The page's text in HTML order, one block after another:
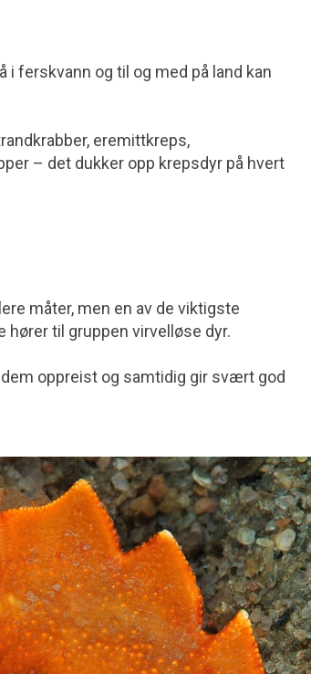
i ferskvann og til og med på land kan
eremitt­kreps,
– det dukker opp krepsdyr på hvert
måter, men en av de viktigste
til gruppen virvelløse dyr.
oppreist og samtidig gir svært god